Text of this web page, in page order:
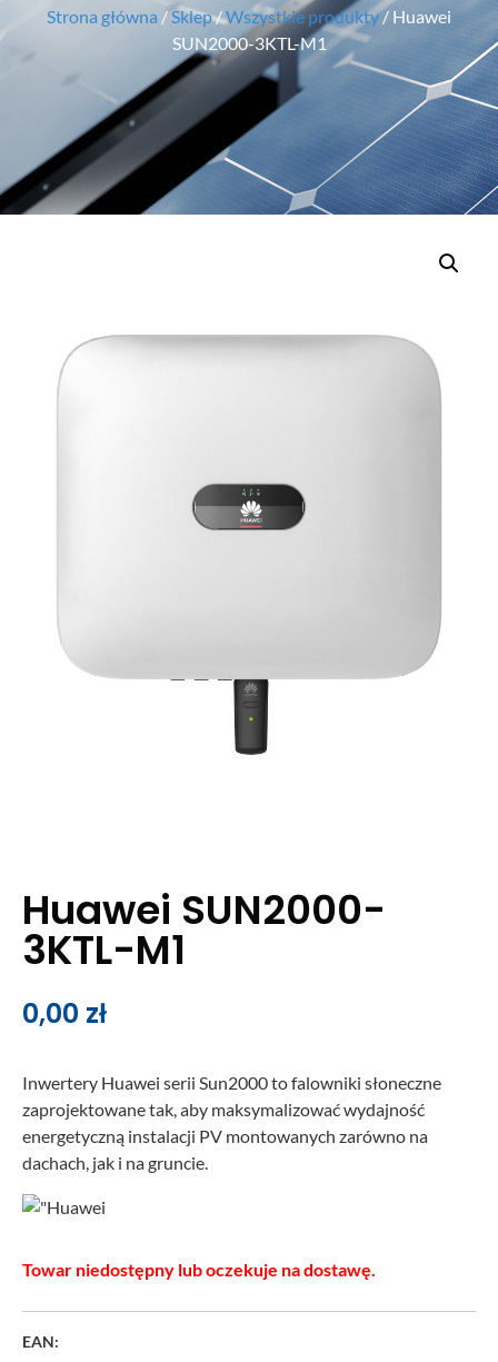
Strona główna / Sklep/Wszystkie produkty/ Huawei
SUN2000-3KTL-M1
Huawei SUN2000-
3KTL-M1
0,00 zł
Inwertery Huawei serii Sun2000 to falowniki słoneczne
zaprojektowane tak, aby maksymalizować wydajność
energetyczną instalacji PV montowanych zarówno na
dachach, jak i na gruncie.
Towar niedostępny lub oczekuje na dostawę.
EAN: